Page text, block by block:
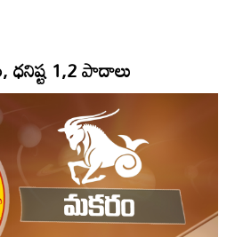
ధనిష్ట 1,2 పాదాలు